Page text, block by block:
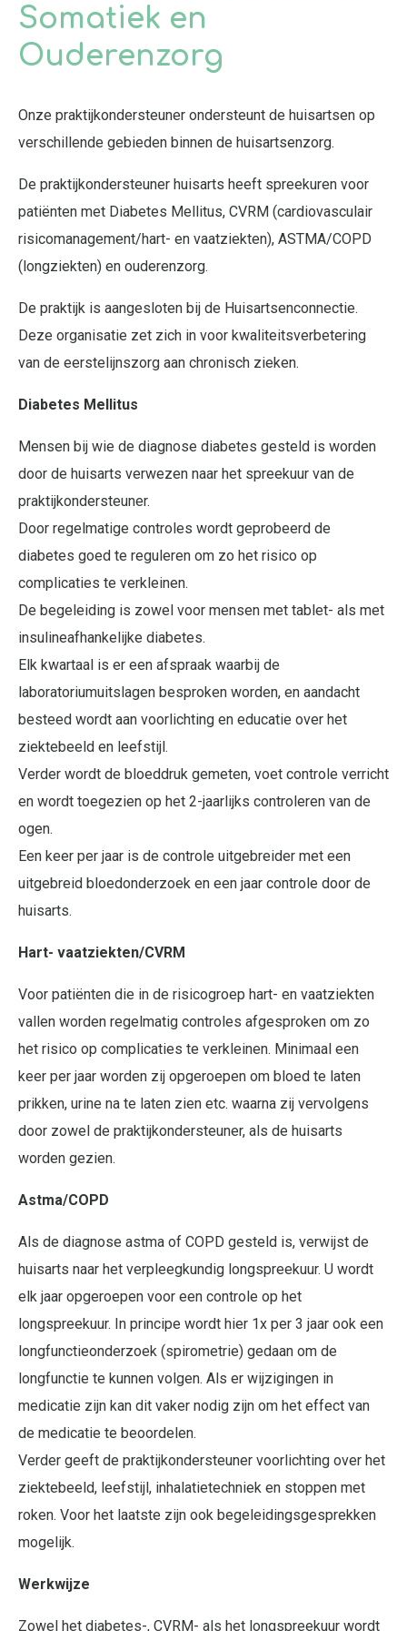
Somatiek en
Ouderenzorg
Onze praktijkondersteuner ondersteunt de huisartsen op
verschillende gebieden binnen de huisartsenzorg.
De praktijkondersteuner huisarts heeft spreekuren voor
patiënten met Diabetes Mellitus, CVRM (cardiovasculair
risicomanagement/hart- en vaatziekten), ASTMA/COPD
(longziekten) en ouderenzorg.
De praktijk is aangesloten bij de Huisartsenconnectie.
Deze organisatie zet zich in voor kwaliteitsverbetering
van de eerstelijnszorg aan chronisch zieken.
Diabetes Mellitus
Mensen bij wie de diagnose diabetes gesteld is worden
door de huisarts verwezen naar het spreekuur van de
praktijkondersteuner.
Door regelmatige controles wordt geprobeerd de
diabetes goed te reguleren om zo het risico op
complicaties te verkleinen.
De begeleiding is zowel voor mensen met tablet- als met
insulineafhankelijke diabetes.
Elk kwartaal is er een afspraak waarbij de
laboratoriumuitslagen besproken worden, en aandacht
besteed wordt aan voorlichting en educatie over het
ziektebeeld en leefstijl.
Verder wordt de bloeddruk gemeten, voet controle verricht
en wordt toegezien op het 2-jaarlijks controleren van de
ogen.
Een keer per jaar is de controle uitgebreider met een
uitgebreid bloedonderzoek en een jaar controle door de
huisarts.
Hart- vaatziekten/CVRM
Voor patiënten die in de risicogroep hart- en vaatziekten
vallen worden regelmatig controles afgesproken om zo
het risico op complicaties te verkleinen. Minimaal een
keer per jaar worden zij opgeroepen om bloed te laten
prikken, urine na te laten zien etc. waarna zij vervolgens
door zowel de praktijkondersteuner, als de huisarts
worden gezien.
Astma/COPD
Als de diagnose astma of COPD gesteld is, verwijst de
huisarts naar het verpleegkundig longspreekuur. U wordt
elk jaar opgeroepen voor een controle op het
longspreekuur. In principe wordt hier 1x per 3 jaar ook een
longfunctieonderzoek (spirometrie) gedaan om de
longfunctie te kunnen volgen. Als er wijzigingen in
medicatie zijn kan dit vaker nodig zijn om het effect van
de medicatie te beoordelen.
Verder geeft de praktijkondersteuner voorlichting over het
ziektebeeld, leefstijl, inhalatietechniek en stoppen met
roken. Voor het laatste zijn ook begeleidingsgesprekken
mogelijk.
Werkwijze
Zowel het diabetes-, CVRM- als het longspreekuur wordt